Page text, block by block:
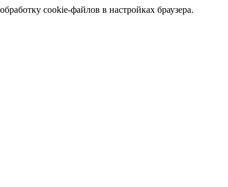
cookie-файлов в настройках браузера.